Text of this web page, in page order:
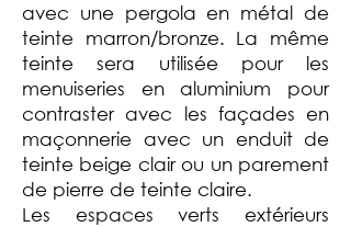
avec une pergola en métal de
teinte marron/bronze. La même
teinte sera utilisée pour les
menuiseries en aluminium pour
contraster avec les façades en
maçonnerie avec un enduit de
teinte beige clair ou un parement
de pierre de teinte claire.
Les espaces verts extérieurs